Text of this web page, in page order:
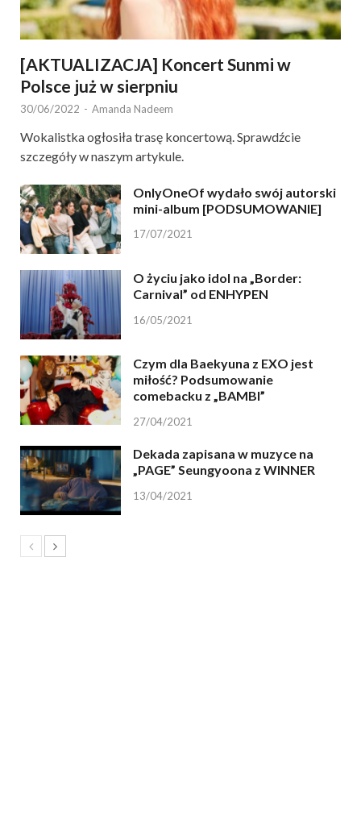
[AKTUALIZACJA] Koncert Sunmi w
Polsce już w sierpniu
30/06/2022 - Amanda Nadeem
Wokalistka ogłosiła trasę koncertową. Sprawdźcie
szczegóły w naszym artykule.
OnlyOneOf wydało swój autorski
mini-album [PODSUMOWANIE]
17/07/2021
O życiu jako idol na „Border:
Carnival” od ENHYPEN
16/05/2021
Czym dla Baekyuna z EXO jest
miłość? Podsumowanie
comebacku z „BAMBI”
27/04/2021
Dekada zapisana w muzyce na
„PAGE” Seungyoona z WINNER
13/04/2021